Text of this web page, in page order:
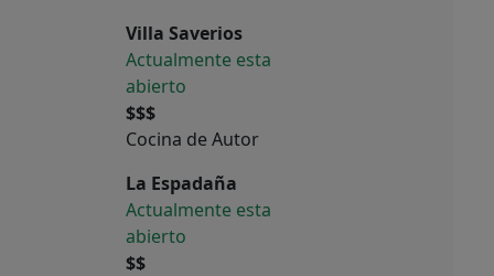
Villa Saverios
Actualmente esta
abierto
$$$
Cocina de Autor
La Espadaña
Actualmente esta
abierto
$$